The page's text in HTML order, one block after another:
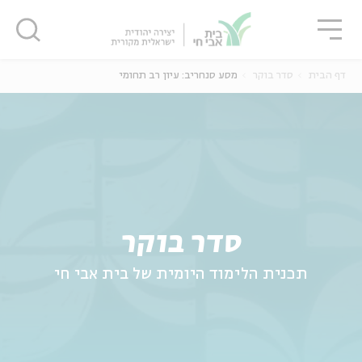
סדר בוקר
תכנית הלימוד היומית של בית אבי חי
דף הבית סדר בוקר מסע סנחריב: עיון רב תחומי
סגור